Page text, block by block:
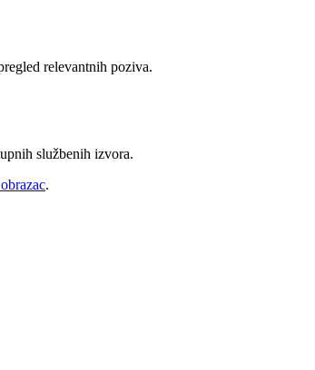
relevantnih poziva.
službenih izvora.
.